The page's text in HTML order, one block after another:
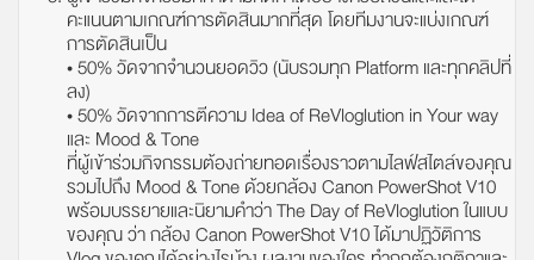
คะแนนตามเกณฑ์การตัดสินมากที่สุด โดยทีมงานจะแบ่งเกณฑ์
การตัดสินเป็น
• 50% วัดจากจำนวนยอดวิว (นับรวมทุก Platform และทุกคลิปที่
ลง)
• 50% วัดจากการตีความ Idea of ReVloglution in Your way
และ Mood & Tone
ที่ผู้เข้าร่วมกิจกรรมต้องถ่ายทอดเรื่องราวตามไลฟ์สไตล์ของคุณ
รวมไปถึง Mood & Tone ด้วยกล้อง Canon PowerShot V10
พร้อมบรรยายและนิยามคำว่า The Day of ReVloglution ในแบบ
ของคุณ ว่า กล้อง Canon PowerShot V10 ได้มาปฏิวัติการ